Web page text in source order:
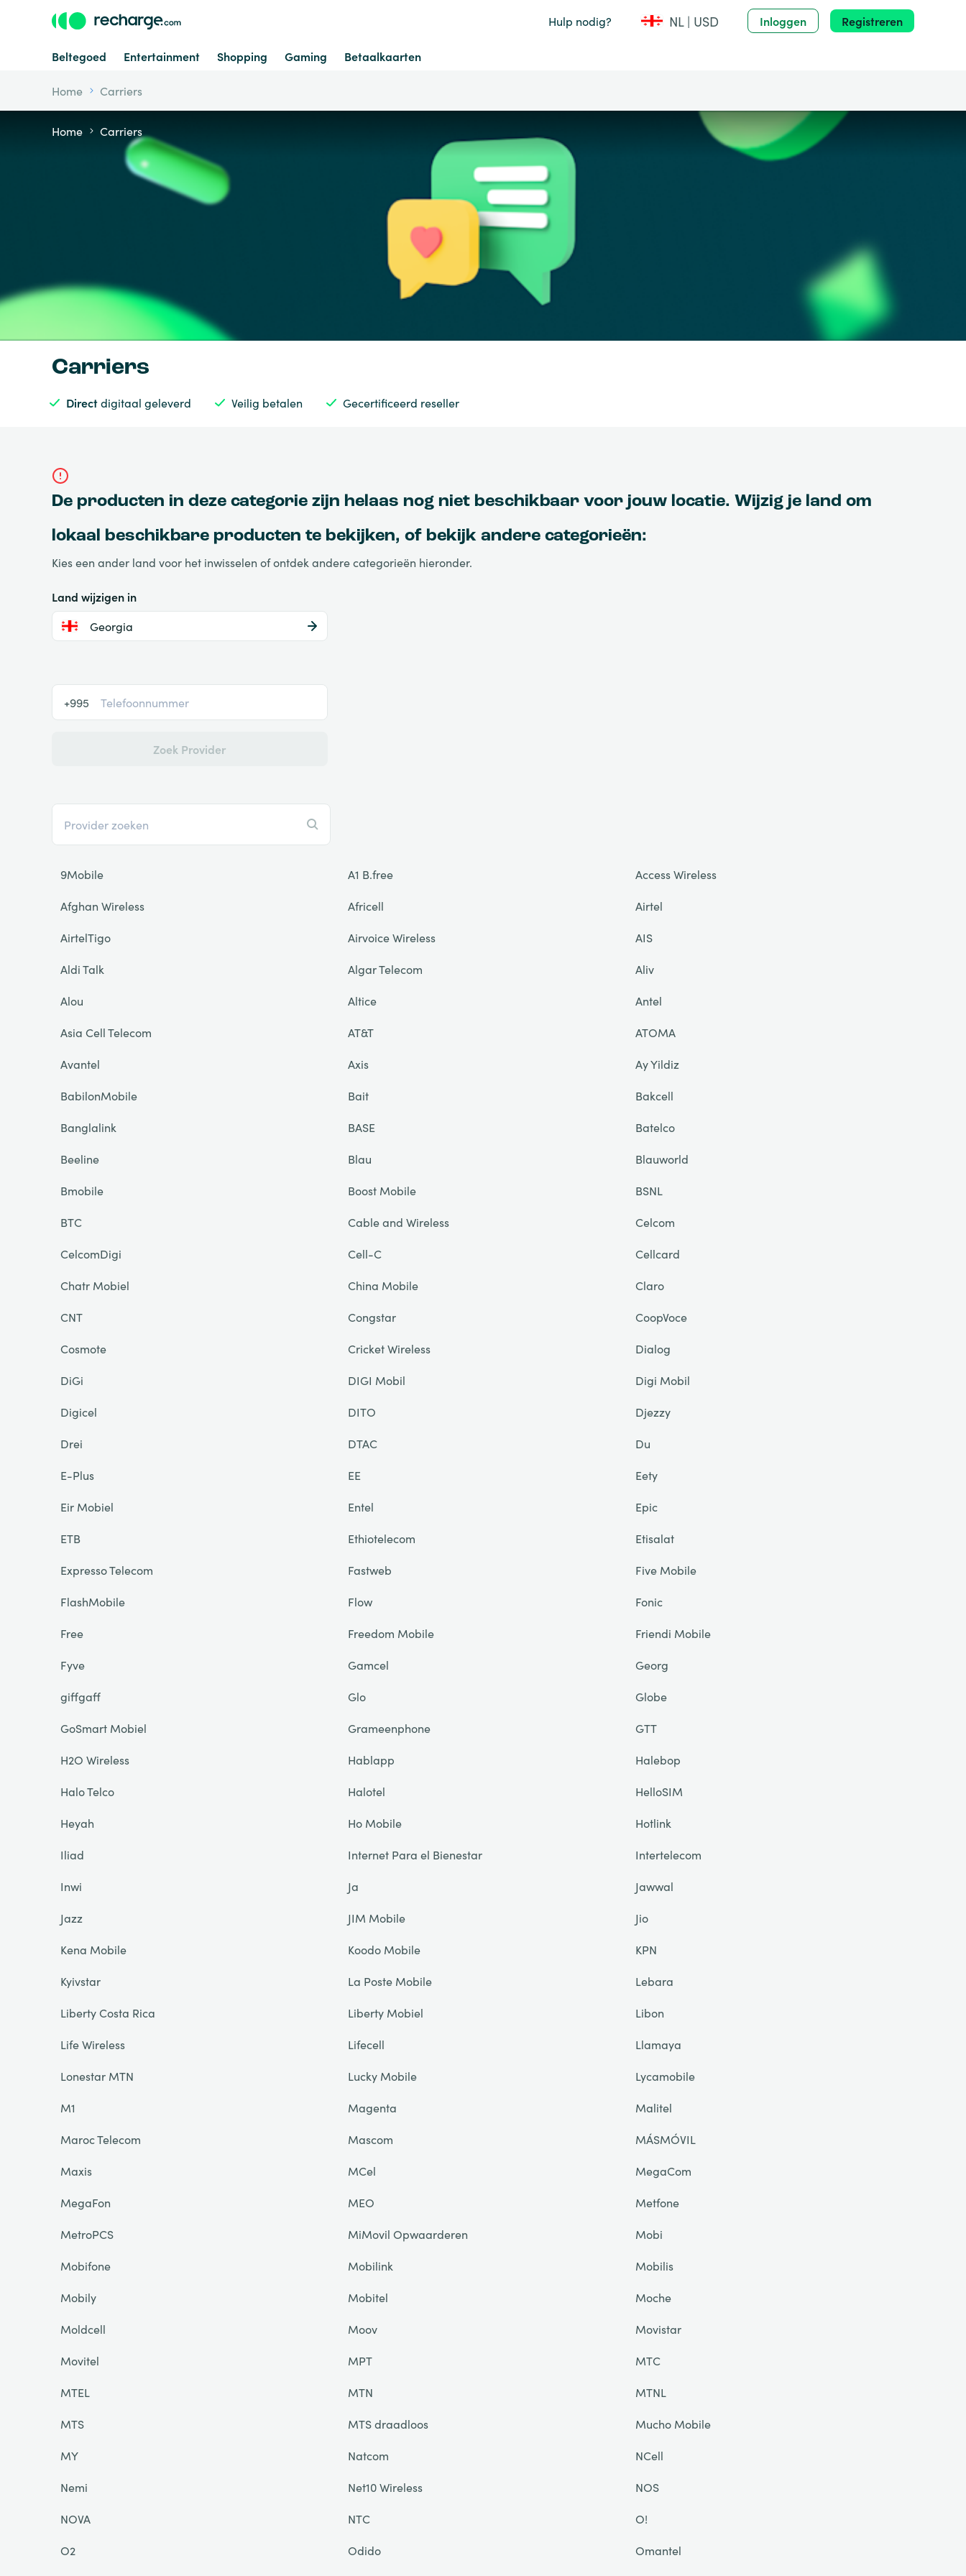
Hulp nodig? NL | USD Inloggen Registreren
Beltegoed Entertainment Shopping Gaming Betaalkaarten
Home Carriers
Home Carriers
Carriers
Directdigitaal geleverd Veilig betalen Gecertificeerd reseller
De producten in deze categorie zijn helaas nog niet beschikbaar voor jouw locatie. Wijzig je land om
lokaal beschikbare producten te bekijken, of bekijk andere categorieën:
Kies een ander land voor het inwisselen of ontdek andere categorieën hieronder.
Land wijzigen in
Georgia
+995
Zoek Provider
9Mobile A1 B.free
Access Wireless
Afghan Wireless
Africell
Airtel
AirtelTigo
Airvoice Wireless
AIS
Aldi Talk
Algar Telecom
Aliv
Alou
Altice
Antel
Asia Cell Telecom
AT&T
ATOMA
Avantel
Axis
Ay Yildiz
BabilonMobile
Bait
Bakcell
Banglalink
BASE
Batelco
Beeline
Blau
Blauworld
Bmobile
Boost Mobile
BSNL
BTC
Cable and Wireless
Celcom
CelcomDigi
Cell-C
Cellcard
Chatr Mobiel
China Mobile
Claro
CNT
Congstar
CoopVoce
Cosmote
Cricket Wireless
Dialog
DiGi
DIGI Mobil
Digi Mobil
Digicel
DITO
Djezzy
Drei
DTAC
Du
E-Plus
EE
Eety
Eir Mobiel
Entel
Epic
ETB
Ethiotelecom
Etisalat
Expresso Telecom
Fastweb
Five Mobile
FlashMobile
Flow
Fonic
Free
Freedom Mobile
Friendi Mobile
Fyve
Gamcel
Georg
giffgaff
Glo
Globe
GoSmart Mobiel
Grameenphone
GTT
H2O Wireless
Hablapp
Halebop
Halo Telco
Halotel
HelloSIM
Heyah
Ho Mobile
Hotlink
Iliad
Internet Para el Bienestar
Intertelecom
Inwi
Ja
Jawwal
Jazz
JIM Mobile
Jio
Kena Mobile
Koodo Mobile
KPN
Kyivstar
La Poste Mobile
Lebara
Liberty Costa Rica
Liberty Mobiel
Libon
Life Wireless
Lifecell
Llamaya
Lonestar MTN
Lucky Mobile
Lycamobile
M1
Magenta
Malitel
Maroc Telecom
Mascom
MÁSMÓVIL
Maxis
MCel
MegaCom
MegaFon
MEO
Metfone
MetroPCS
MiMovil Opwaarderen
Mobi
Mobifone
Mobilink
Mobilis
Mobily
Mobitel
Moche
Moldcell
Moov
Movistar
Movitel
MPT
MTC
MTEL
MTN
MTNL
MTS
MTS draadloos
Mucho Mobile
MY
Natcom
NCell
Nemi
Net10 Wireless
NOS
NOVA
NTC
O!
O2
Odido
Omantel